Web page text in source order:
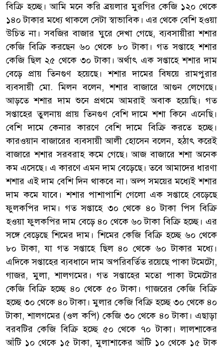
বিক্রি হচ্ছে। আমি মনে করি ব্রয়লার মুরগির কেজি ১২০ থেকে
১৪০ টাকার মধ্যে থাকলে সেটা স্বাভাবিক। এর থেকে বেশি হওয়া
উচিত না। সবজির বাজার ঘুরে দেখা গেছে, ব্যবসায়ীরা শশার
কেজি বিক্রি করছেন ৬০ থেকে ৮০ টাকা। গত সপ্তাহে শশার
কেজি ছিল ২৫ থেকে ৩০ টাকা। অর্থাৎ এক সপ্তাহে শশার দাম
বেড়ে প্রায় তিনগুণ হয়েছে। শশার দামের বিষয়ে রামপুরার
ব্যবসায়ী মো. মিলন বলেন, শশার বাজারে আগুন লেগেছে।
আড়তে শশার দাম শুনে প্রথমে আমরাই অবাক হয়েছি। গত
সপ্তাহের তুলনায় প্রায় তিনগুণ বেশি দামে শশা কিনে এনেছি।
বেশি দামে কেনার কারণে বেশি দামে বিক্রি করতে হচ্ছে।
কারওয়ান বাজারের ব্যবসায়ী আলী হোসেন বলেন, হঠাৎ করেই
বাজারে শশার সরবরাহ কমে গেছে। আজ বাজারে শশা অনেক
কম এসেছে। এ কারণে এমন দাম বেড়েছে। তবে আমাদের ধারণা
শশার এই দাম বেশি দিন থাকবে না। অল্প সময়ের মধ্যেই শশার
দাম কমে যাবে। শশার পাশাপাশি গেলো এক সপ্তাহে বেড়েছে
ফুলকপির দাম। গত সপ্তাহে ৩০ থেকে ৪০ টাকা পিস বিক্রি
হওয়া ফুলকপির দাম বেড়ে ৪০ থেকে ৬০ টাকা বিক্রি হচ্ছে। এর
সঙ্গে বেড়েছে শিমের দাম। শিমের কেজি বিক্রি হচ্ছে ৬০ থেকে
৮০ টাকা, যা গত সপ্তাহে ছিল ৪০ থেকে ৬০ টাকার মধ্যে।
এদিকে সপ্তাহের ব্যবধানে দাম অপরিবর্তিত রয়েছে পাকা টমেটো,
গাজর, মুলা, শালগমের। গত সপ্তাহের মতো পাকা টমেটোর
কেজি বিক্রি হচ্ছে ৪০ থেকে ৫০ টাকা। গাজরের কেজি বিক্রি
হচ্ছে ৩০ থেকে ৪০ টাকা। মুলার কেজি বিক্রি হচ্ছে ৩০ থেকে ৪০
টাকা, শালগমের (ওল কপি) কেজি ৩০ থেকে ৪০ টাকা। এছাড়া
বরবটির কেজি বিক্রি হচ্ছে ৫০ থেকে ৭০ টাকা। লালশাকের
আঁটি ১০ থেকে ১৫ টাকা, মুলাশাকের আঁটি ১০ থেকে ১৫ টাক